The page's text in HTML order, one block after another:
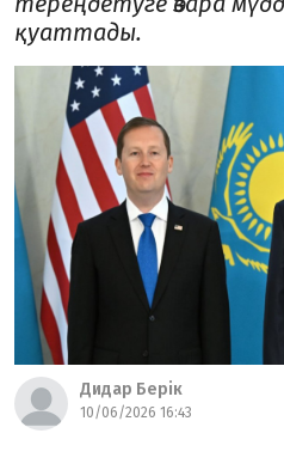
қуаттады.
Дидар Берік
10/06/2026 16:43